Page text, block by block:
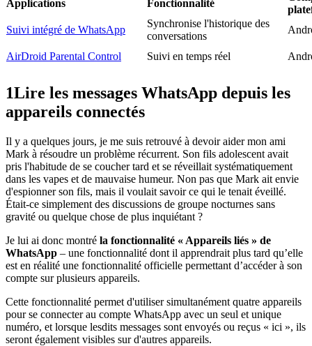
Applications Fonctionnalité
Suivi intégré de WhatsApp
Synchronise l'historique des
conversations
AirDroid Parental Control Suivi en temps réel
1Lire les messages WhatsApp depuis les
appareils connectés
Il y a quelques jours, je me suis retrouvé à devoir aider mon ami
Mark à résoudre un problème récurrent. Son fils adolescent avait
pris l'habitude de se coucher tard et se réveillait systématiquement
dans les vapes et de mauvaise humeur. Non pas que Mark ait envie
d'espionner son fils, mais il voulait savoir ce qui le tenait éveillé.
Était-ce simplement des discussions de groupe nocturnes sans
gravité ou quelque chose de plus inquiétant ?
Je lui ai donc montré la fonctionnalité « Appareils liés » de
WhatsApp – une fonctionnalité dont il apprendrait plus tard qu’elle
est en réalité une fonctionnalité officielle permettant d’accéder à son
compte sur plusieurs appareils.
Cette fonctionnalité permet d'utiliser simultanément quatre appareils
pour se connecter au compte WhatsApp avec un seul et unique
numéro, et lorsque lesdits messages sont envoyés ou reçus « ici », ils
seront également visibles sur d'autres appareils.